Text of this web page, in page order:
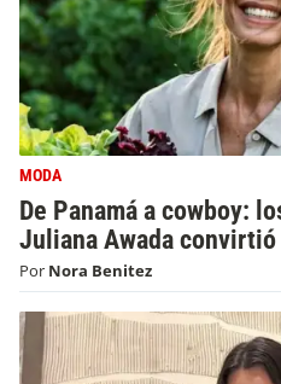
MODA
De Panamá a cowboy:
Juliana Awada
Por Nora Benitez